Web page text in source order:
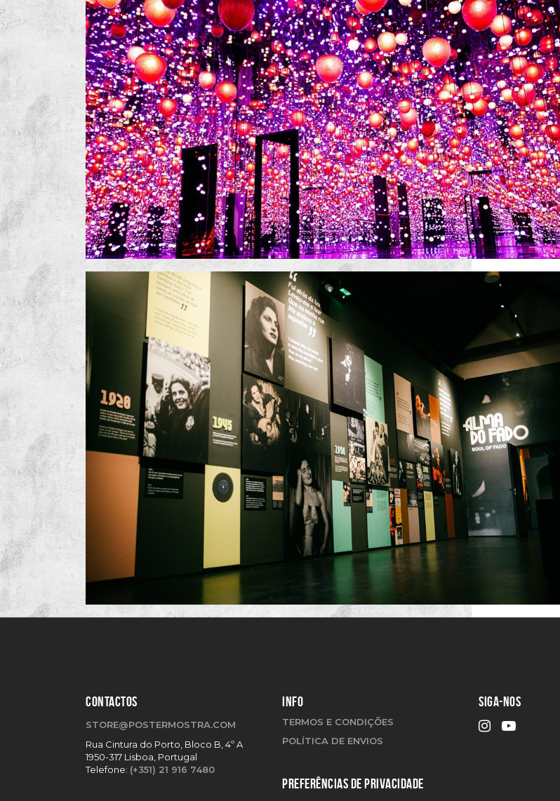
CONTACTOS
STORE@POSTERMOSTRA.COM
Rua Cintura do Porto, Bloco B, 4º A
1950-317 Lisboa, Portugal
Telefone: (+351) 21 916 7480
INFO
TERMOS E CONDIÇÕES
POLÍTICA DE ENVIOS
PREFERÊNCIAS DE PRIVACIDADE
SIGA-NOS